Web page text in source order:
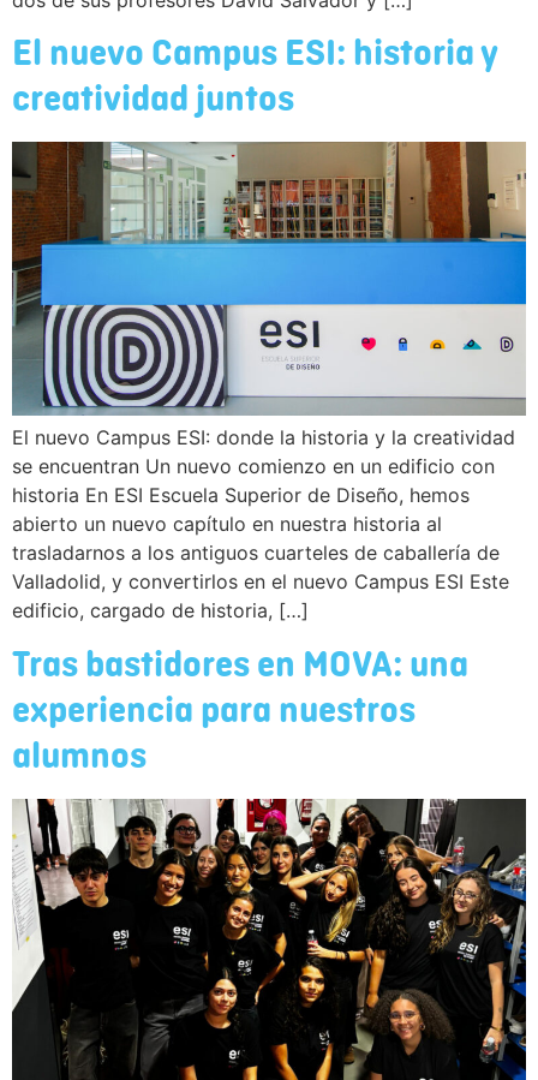
El nuevo Campus ESI: historia y
creatividad juntos
El nuevo Campus ESI: donde la historia y la creatividad
se encuentran Un nuevo comienzo en un edificio con
historia En ESI Escuela Superior de Diseño, hemos
abierto un nuevo capítulo en nuestra historia al
trasladarnos a los antiguos cuarteles de caballería de
Valladolid, y convertirlos en el nuevo Campus ESI Este
edificio, cargado de historia, […]
Tras bastidores en MOVA: una
experiencia para nuestros
alumnos